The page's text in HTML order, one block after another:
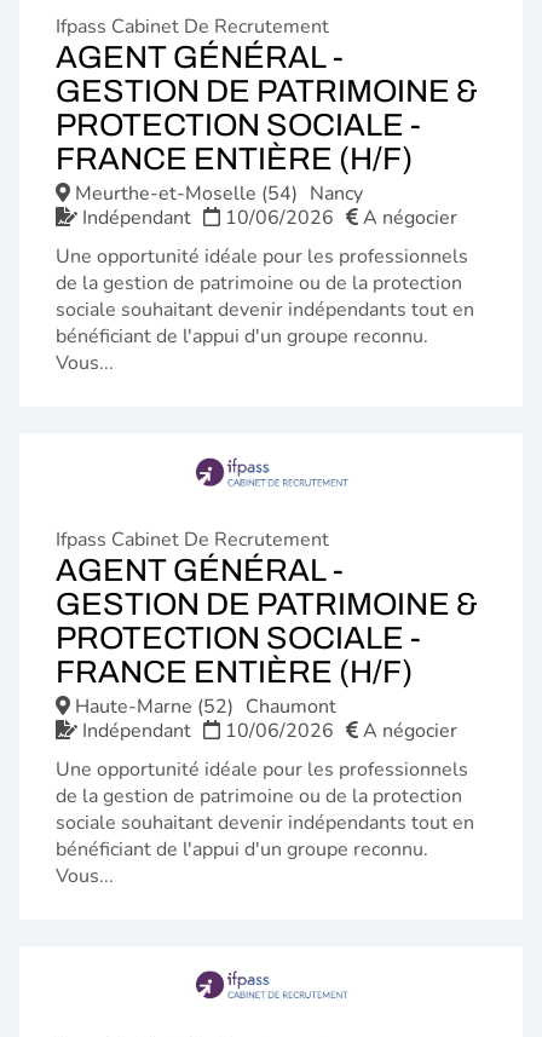
Ifpass Cabinet De Recrutement
AGENT GÉNÉRAL -
GESTION DE PATRIMOINE &
PROTECTION SOCIALE -
FRANCE ENTIÈRE (H/F)
Meurthe-et-Moselle (54) Nancy
Indépendant
10/06/2026
A négocier
Une opportunité idéale pour les professionnels
de la gestion de patrimoine ou de la protection
sociale souhaitant devenir indépendants tout en
bénéficiant de l'appui d'un groupe reconnu.
Vous...
Ifpass Cabinet De Recrutement
AGENT GÉNÉRAL -
GESTION DE PATRIMOINE &
PROTECTION SOCIALE -
FRANCE ENTIÈRE (H/F)
Haute-Marne (52) Chaumont
Indépendant
10/06/2026
A négocier
Une opportunité idéale pour les professionnels
de la gestion de patrimoine ou de la protection
sociale souhaitant devenir indépendants tout en
bénéficiant de l'appui d'un groupe reconnu.
Vous...